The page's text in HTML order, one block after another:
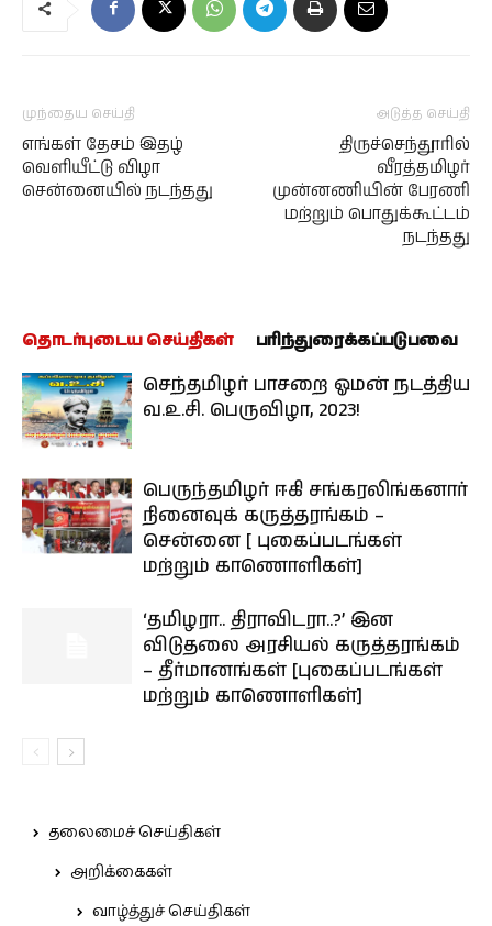
முந்தைய செய்தி
எங்கள் தேசம் இதழ்
வெளியீட்டு விழா
சென்னையில் நடந்தது
அடுத்த செய்தி
திருச்செந்தூரில்
வீரத்தமிழர்
முன்னணியின் பேரணி
மற்றும் பொதுக்கூட்டம்
நடந்தது
தொடர்புடைய செய்திகள் பரிந்துரைக்கப்படுபவை
செந்தமிழர் பாசறை ஓமன் நடத்திய
வ.உ.சி. பெருவிழா, 2023!
பெருந்தமிழர் ஈகி சங்கரலிங்கனார்
நினைவுக் கருத்தரங்கம் –
சென்னை [ புகைப்படங்கள்
மற்றும் காணொளிகள்]
‘தமிழரா.. திராவிடரா..?’ இன
விடுதலை அரசியல் கருத்தரங்கம்
– தீர்மானங்கள் [புகைப்படங்கள்
மற்றும் காணொளிகள்]
தலைமைச் செய்திகள்
அறிக்கைகள்
வாழ்த்துச் செய்திகள்